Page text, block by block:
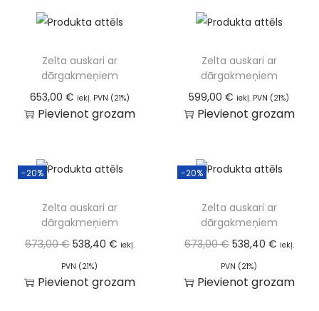
Zelta auskari ar
dārgakmeņiem
653,00 € iekļ. PVN (21%)
Pievienot grozam
Zelta auskari ar
dārgakmeņiem
599,00€ iekļ. PVN (21%)
Pievienot grozam
-20%
Zelta auskari ar
dārgakmeņiem
673,00€ 538,40 € iekļ.
PVN (21%)
Pievienot grozam
-20%
Zelta auskari ar
dārgakmeņiem
673,00€ 538,40 € iekļ.
PVN (21%)
Pievienot grozam